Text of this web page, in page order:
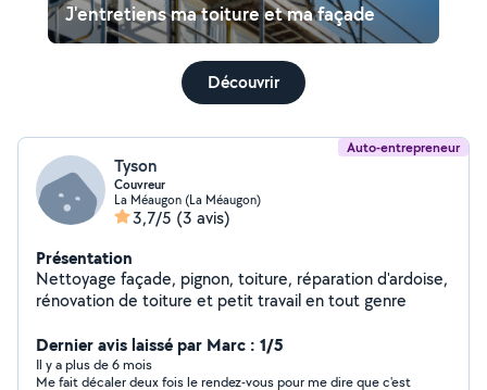
J'entretiens ma toiture et ma façade
Découvrir
Auto-entrepreneur
Tyson
Couvreur
La Méaugon (La Méaugon)
3,7/5 (3 avis)
Présentation
Nettoyage façade, pignon, toiture, réparation d'ardoise,
rénovation de toiture et petit travail en tout genre
Dernier avis laissé par Marc : 1/5
Il y a plus de 6 mois
Me fait décaler deux fois le rendez-vous pour me dire que c'est